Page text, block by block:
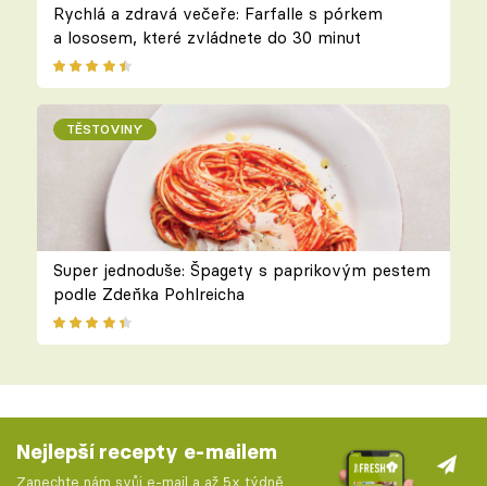
Rychlá a zdravá večeře: Farfalle s pórkem
a lososem, které zvládnete do 30 minut
TĚSTOVINY
Super jednoduše: Špagety s paprikovým pestem
podle Zdeňka Pohlreicha
Nejlepší recepty e-mailem
Zanechte nám svůj e-mail a až 5x týdně